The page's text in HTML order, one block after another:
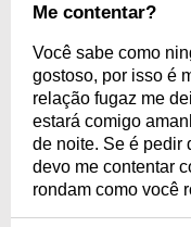
Me contentar?
Você sabe como
gostoso, por isso é
relação fugaz me
estará comigo
de noite. Se é pedir
devo me contentar
rondam como você